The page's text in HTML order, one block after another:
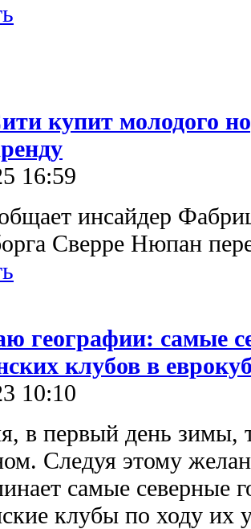
купит молодого
16:59
инсайдер
Сверре Нюпан
географии: самые
клубов в
10:10
в первый день зимы,
Следуя этому
самые северные
клубы по ходу их